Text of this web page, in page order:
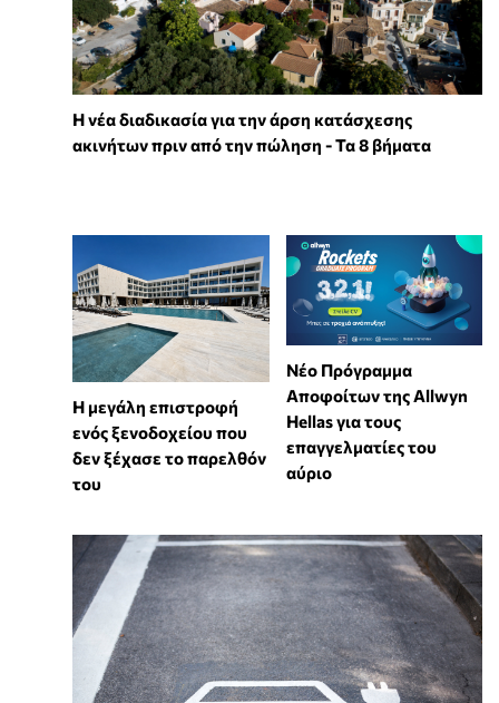
Η νέα διαδικασία για την άρση κατάσχεσης
ακινήτων πριν από την πώληση - Τα 8 βήματα
Η μεγάλη επιστροφή
ενός ξενοδοχείου που
δεν ξέχασε το παρελθόν
του
Νέο Πρόγραμμα
Αποφοίτων της Allwyn
Hellas για τους
επαγγελματίες του
αύριο